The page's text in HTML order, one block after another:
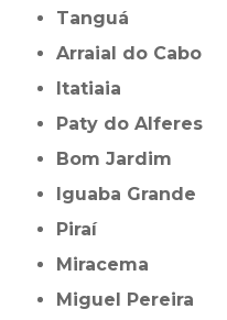
Tanguá
Arraial do Cabo
Itatiaia
Paty do Alferes
Bom Jardim
Iguaba Grande
Piraí
Miracema
Miguel Pereira